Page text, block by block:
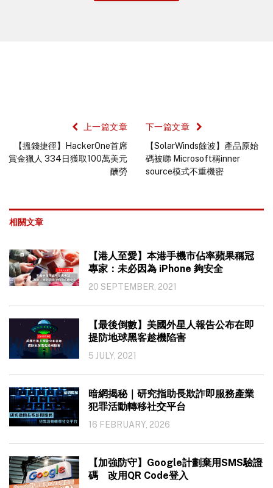
上一篇文章
【搵錢捷徑】HackerOne首席
賞金獵人 334日獲取100萬美元
酬勞
下一篇文章
【SolarWinds餘波】產品原始
碼被睇 Microsoft稱inner
source模式不重機密
相關文章
【港人至愛】本港手機市佔率蘋果稱冠
專家：未必因為 iPhone 夠安全
20 SEPTEMBER, 2021
【最後倒數】美國外星人報告公布在即
提防地球黑客趁機陷害
5 JULY, 2021
暗網揭秘｜研究指助長欺詐即服務產業
犯罪活動轉移社交平台
16 FEBRUARY, 2026
【加強防守】Google計劃棄用SMS驗證
碼 改用QR Code登入